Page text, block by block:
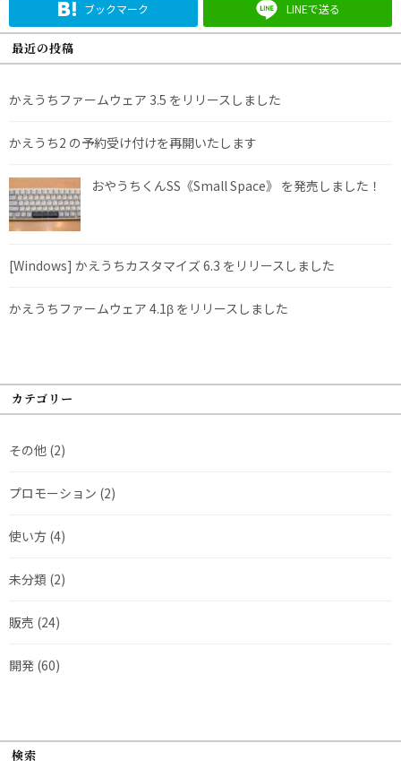
ブックマーク LINEで送る
最近の投稿
かえうちファームウェア 3.5 をリリースしました
かえうち2 の予約受け付けを再開いたします
おやうちくんSS《Small Space》 を発売しました！
[Windows] かえうちカスタマイズ 6.3 をリリースしました
かえうちファームウェア 4.1β をリリースしました
カテゴリー
その他 (2)
プロモーション (2)
使い方 (4)
未分類 (2)
販売 (24)
開発 (60)
検索